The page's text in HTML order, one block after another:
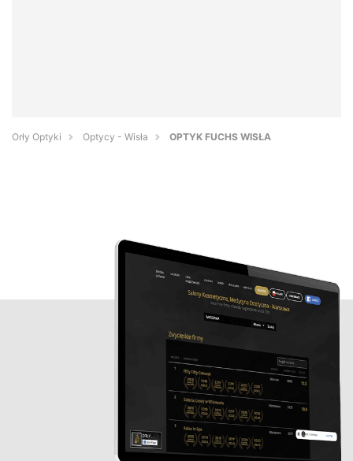
Orły Optyki Optycy - Wisła OPTYK FUCHS WISŁA